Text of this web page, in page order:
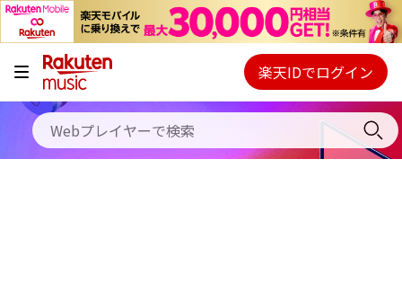
キャンペーン
料金プラン
使い方
Webプレイヤー
ご契約内容の確認・変更
楽天IDでログイン